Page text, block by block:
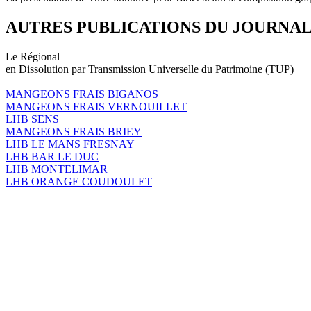
AUTRES PUBLICATIONS DU
Le Régional
en Dissolution par Transmission Universelle du Patrimoine (TUP)
MANGEONS FRAIS BIGANOS
MANGEONS FRAIS VERNOUILLET
LHB SENS
MANGEONS FRAIS BRIEY
LHB LE MANS FRESNAY
LHB BAR LE DUC
LHB MONTELIMAR
LHB ORANGE COUDOULET